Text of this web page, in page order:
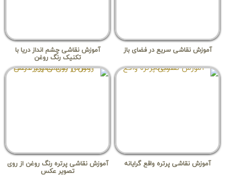
آموزش نقاشی سریع در فضای باز
آموزش نقاشی چشم انداز دریا با
تکنیک رنگ روغن
آموزش نقاشی پرتره واقع گرایانه
آموزش نقاشی پرتره رنگ روغن از روی
تصویر عکس